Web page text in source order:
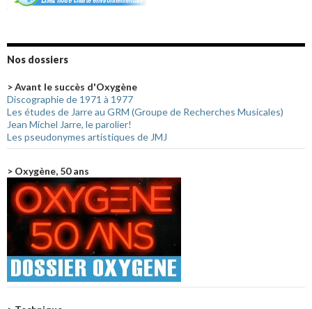
Nos dossiers
> Avant le succès d'Oxygène
Discographie de 1971 à 1977
Les études de Jarre au GRM (Groupe de Recherches Musicales)
Jean Michel Jarre, le parolier!
Les pseudonymes artistiques de JMJ
> Oxygène, 50 ans